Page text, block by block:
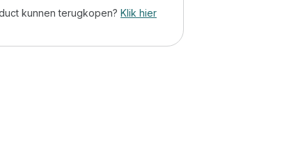
kunnen terugkopen? Klik hier